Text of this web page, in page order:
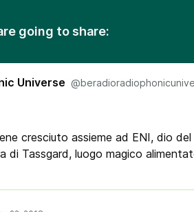
going to share:
Universe
cresciuto assieme ad ENI, dio del
di Tassgard, luogo magico
Ha il compito di
elettrica ed è armato del magico
padre delle Aziende di Tassgard,